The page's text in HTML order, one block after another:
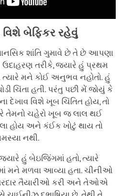
વિશે બેફિકર રહેવું
શાંતિ ગુમાવે છે તે છે આપણા
ઉદાહરણ તરીકે, જ્યારે હું પ્રથમ
મને કોઈ અનુભવ નહોતો. હું
ચિંતા હતી. પરંતુ પછી મેં જોયું કે
દેખાવ વિશે ખૂબ ચિંતિત હોય, તો
તેમનો ચહેરો ખૂબ જ લાલ થઈ
હોય અને કંઈક ખોટું થાય તો
નથી.
હું બેઇજિંગમાં હતો, ત્યારે
મને મળવા આવ્યા હતા. ચીનીઓ
તૈયારીઓ કરી અને તેઓએ